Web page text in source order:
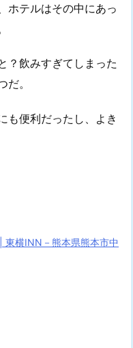
ホテルはその中にあっ
？飲みすぎてしまった
。
も便利だったし、よき
東横INN－熊本県熊本市中